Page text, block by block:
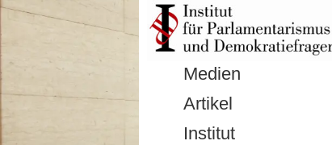
Medien
Artikel
Institut